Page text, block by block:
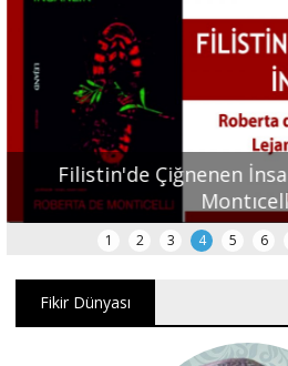
Ankara
Sağlık
Filistin'de Çiğnenen
1 2 3 4 5 6
Fikir Dünyası